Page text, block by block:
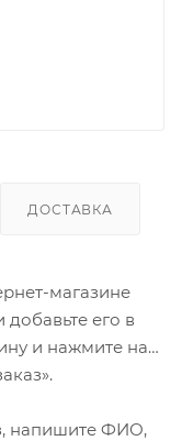
ДОСТАВКА
магазине
его в
и нажмите на
напишите ФИО,